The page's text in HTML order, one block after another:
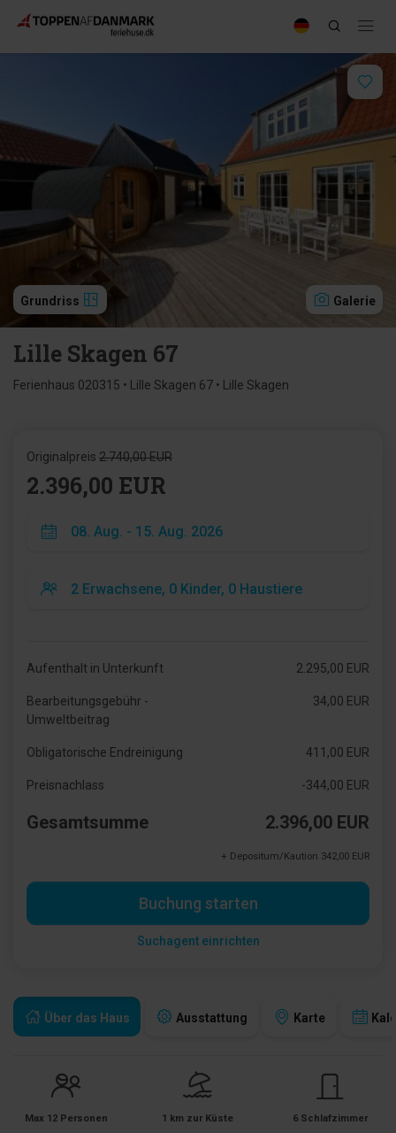
Grundriss Galerie
Lille Skagen 67
Ferienhaus 020315 • Lille Skagen 67 • Lille Skagen
Über das Haus Ausstattung Karte
Max 12 Personen 1 km zur Küste 6 Schlafzimmer
Originalpreis 2.740,00 EUR
2.396,00 EUR
Aufenthalt in Unterkunft 2.295,00 EUR
Bearbeitungsgebühr -
Umweltbeitrag
34,00 EUR
Obligatorische Endreinigung 411,00 EUR
Preisnachlass -344,00 EUR
Gesamtsumme 2.396,00 EUR
+ Depositum/Kaution 342,00 EUR
Buchung starten
Suchagent einrichten